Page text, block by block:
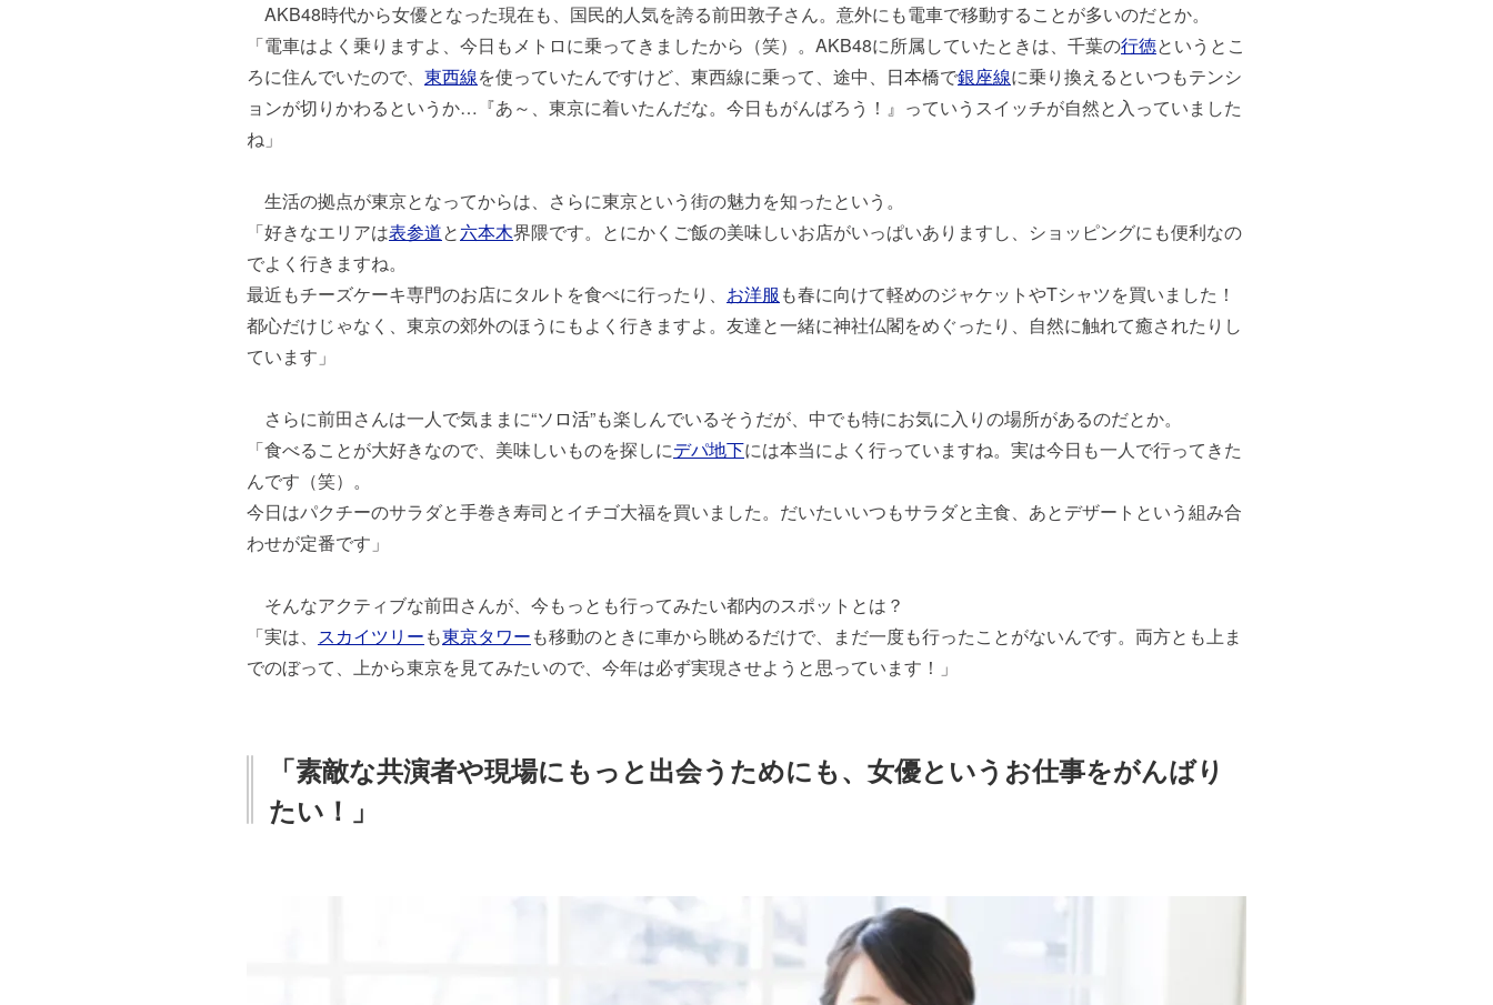
AKB48時代から女優となった現在も、国民的人気を誇る前田敦子さん。意外にも電車で移動することが多いのだとか。
「電車はよく乗りますよ、今日もメトロに乗ってきましたから（笑）。AKB48に所属していたときは、千葉の行徳というとこ
ろに住んでいたので、 東西線を使っていたんですけど、東西線に乗って、途中、 日本橋で銀座線に乗り換えるといつもテンシ
ョンが切りかわるというか…『あ～、東京に着いたんだな。今日もがんばろう！』っていうスイッチが自然と入っていました
ね」
生活の拠点が東京となってからは、さらに東京という街の魅力を知ったという。
「好きなエリアは表参道と六本木界隈です。とにかくご飯の美味しいお店がいっぱいありますし、ショッピングにも便利なの
でよく行きますね。
最近もチーズケーキ専門のお店にタルトを食べに行ったり、 お洋服 も春に向けて軽めのジャケットやTシャツを買いました！
都心だけじゃなく、東京の郊外のほうにもよく行きますよ。友達と一緒に神社仏閣をめぐったり、自然に触れて癒されたりし
ています」
さらに前田さんは一人で気ままに“ソロ活”も楽しんでいるそうだが、中でも特にお気に入りの場所があるのだとか。
「食べることが大好きなので、美味しいものを探しにデパ地下には本当によく行っていますね。実は今日も一人で行ってきた
んです（笑）。
今日はパクチーのサラダと手巻き寿司とイチゴ大福を買いました。だいたいいつもサラダと主食、あとデザートという組み合
わせが定番です」
そんなアクティブな前田さんが、今もっとも行ってみたい都内のスポットとは？
「実は、 スカイツリーも東京タワーも移動のときに車から眺めるだけで、まだ一度も行ったことがないんです。両方とも上ま
でのぼって、上から東京を見てみたいので、今年は必ず実現させようと思っています！」
「素敵な共演者や現場にもっと出会うためにも、女優というお仕事をがんばり
たい！」